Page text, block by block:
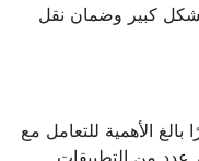
بشكل كبير وضمان نقل
بالغ الأهمية للتعامل مع
عدد من التطبيقات.